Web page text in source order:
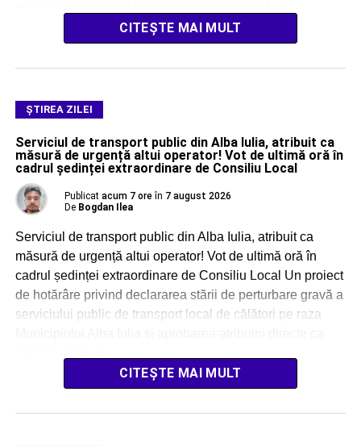
CITEȘTE MAI MULT
ŞTIREA ZILEI
Serviciul de transport public din Alba Iulia, atribuit ca
măsură de urgență altui operator! Vot de ultimă oră în
cadrul ședinței extraordinare de Consiliu Local
Publicat acum 7 ore în 7 august 2026
De Bogdan Ilea
Serviciul de transport public din Alba Iulia, atribuit ca
măsură de urgență altui operator! Vot de ultimă oră în
cadrul ședinței extraordinare de Consiliu Local Un proiect
de hotărâre privind declararea stării de perturbare gravă a
serviciului public de transport local de călători pe raza
CITEȘTE MAI MULT